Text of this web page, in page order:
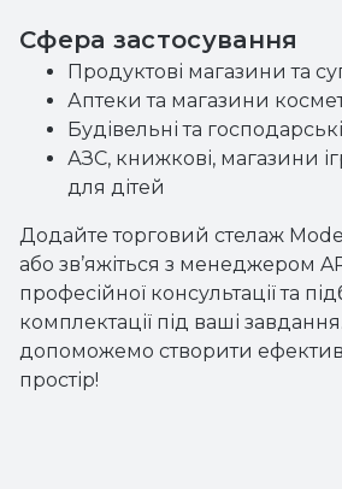
Сфера застосування
Продуктові магазини та
Аптеки та магазини
Будівельні та
АЗС, книжкові, магазини
для дітей
Додайте торговий стелаж
або зв’яжіться з менеджером
професійної консультації та
комплектації під ваші
допоможемо створити
простір!